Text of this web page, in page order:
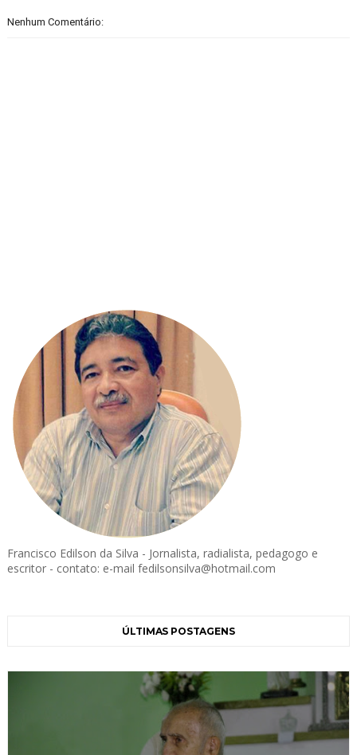
Nenhum Comentário:
Francisco Edilson da Silva - Jornalista, radialista, pedagogo e
escritor - contato: e-mail fedilsonsilva@hotmail.com
ÚLTIMAS POSTAGENS